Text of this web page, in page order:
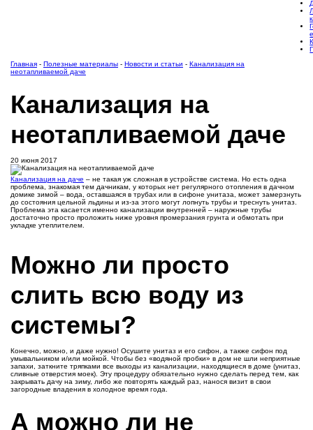
Главная - Полезные материалы - Новости и статьи - Канализация на
неотапливаемой даче
Канализация на
неотапливаемой даче
20 июня 2017
Канализация на даче – не такая уж сложная в устройстве система. Но есть одна
проблема, знакомая тем дачникам, у которых нет регулярного отопления в дачном
домике зимой – вода, оставшаяся в трубах или в сифоне унитаза, может замерзнуть
до состояния цельной льдины и из-за этого могут лопнуть трубы и треснуть унитаз.
Проблема эта касается именно канализации внутренней – наружные трубы
достаточно просто проложить ниже уровня промерзания грунта и обмотать при
укладке утеплителем.
Можно ли просто
слить всю воду из
системы?
Конечно, можно, и даже нужно! Осушите унитаз и его сифон, а также сифон под
умывальником и/или мойкой. Чтобы без «водяной пробки» в дом не шли неприятные
запахи, заткните тряпками все выходы из канализации, находящиеся в доме (унитаз,
сливные отверстия моек). Эту процедуру обязательно нужно сделать перед тем, как
закрывать дачу на зиму, либо же повторять каждый раз, нанося визит в свои
загородные владения в холодное время года.
А можно ли не